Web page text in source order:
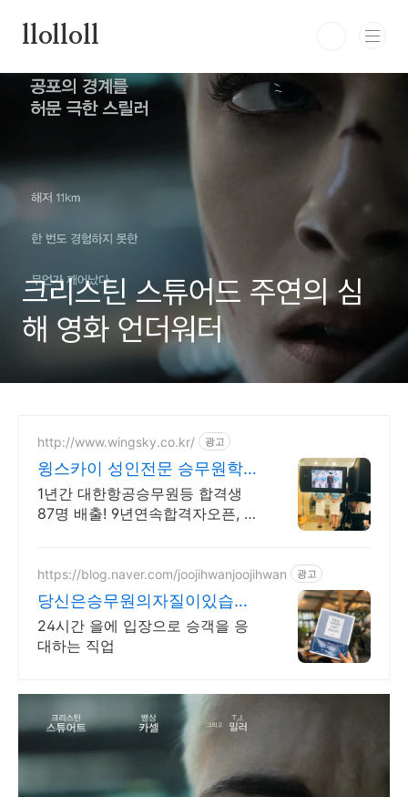
llolloll
크리스틴 스튜어드 주연의 심
해 영화 언더워터
http://www.wingsky.co.kr/ 광고
윙스카이 성인전문 승무원학원
5명소수정예제 서울 홍대본원
1년간 대한항공승무원등 합격생
87명 배출! 9년연속합격자오픈, 5
https://blog.naver.com/joojihwanjoojihwan 광고
당신은승무원의자질이있습니
까?
24시간 을에 입장으로 승객을 응
대하는 직업